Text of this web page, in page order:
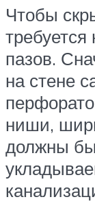
Чтобы
пазов.
на стене
ниши,
должны